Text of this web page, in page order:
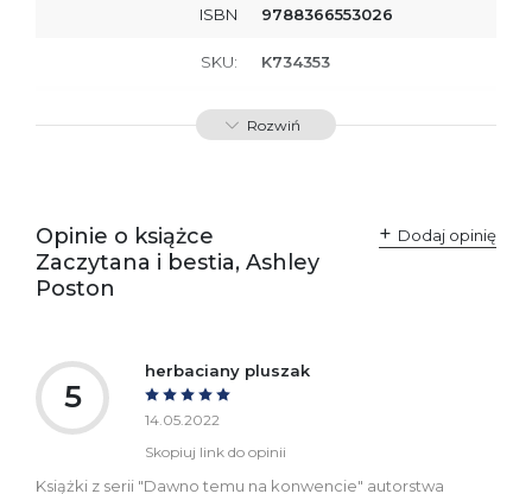
ISBN 9788366553026
SKU: K734353
Producent / Osoby
odpowiedzialne za
Wydawnictwo Poznańskie
Sp. z o.o.
Ostrzeżenia oraz
informacje dotyczące
Załącznik PDF
Rozwiń
Opinie o książce
Zaczytana i bestia, Ashley
Poston
Dodaj opinię
5
herbaciany pluszak
14.05.2022
Skopiuj link do opinii
Książki z serii "Dawno temu na konwencie" autorstwa